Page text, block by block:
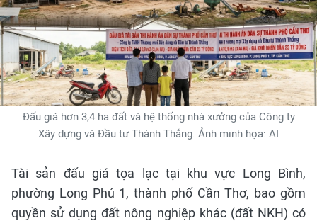
Đấu giá hơn 3,4 ha đất và hệ thống nhà xưởng của Công ty
Xây dựng và Đầu tư Thành Thắng. Ảnh minh họa: AI
Tài sản đấu giá tọa lạc tại khu vực Long Bình,
phường Long Phú 1, thành phố Cần Thơ, bao gồm
quyền sử dụng đất nông nghiệp khác (đất NKH) có